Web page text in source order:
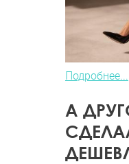
Подробнее...
А